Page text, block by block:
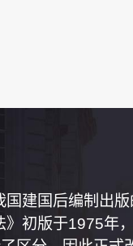
建国后编制出
初版于1975年